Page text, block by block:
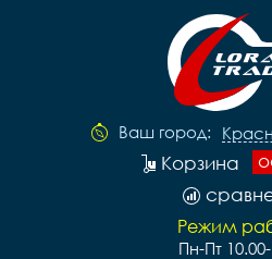
Ваш город:
Корзина
Режим
Пн-Пт